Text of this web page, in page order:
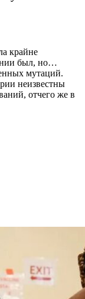
крайне
был, но…
мутаций.
неизвестны
отчего же в